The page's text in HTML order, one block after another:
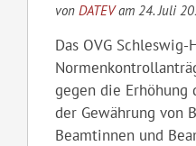
von DATEVam 24. Juli
Das OVG
gegen die Erhöhung
der Gewährung von
Beamtinnen und